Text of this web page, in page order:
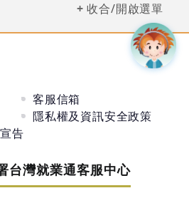
收合/開啟選單
客服信箱
隱私權及資訊安全政策
告
台灣就業通客服中心